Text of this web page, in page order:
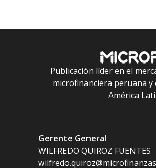
Publicación líder en el
microfinanciera peruana y
América
Gerente General
WILFREDO QUIROZ FUENTES